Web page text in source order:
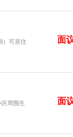
）可居住
面
周围生
面